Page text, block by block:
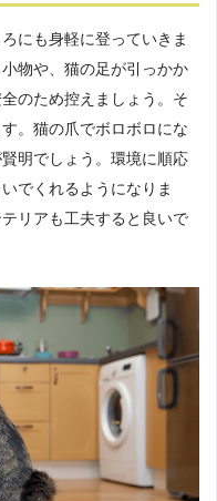
にも身軽に登っていきま
物や、猫の足が引っかか
のため控えましょう。そ
。猫の爪でボロボロにな
明でしょう。環境に順応
でくれるようになりま
リアも工夫すると良いで